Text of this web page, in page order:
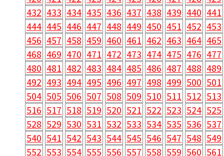
432 433 434 435 436 437 438 439 440 441
444 445 446 447 448 449 450 451 452 453
456 457 458 459 460 461 462 463 464 465
468 469 470 471 472 473 474 475 476 477
480 481 482 483 484 485 486 487 488 489
492 493 494 495 496 497 498 499 500 501
504 505 506 507 508 509 510 511 512 513
516 517 518 519 520 521 522 523 524 525
528 529 530 531 532 533 534 535 536 537
540 541 542 543 544 545 546 547 548 549
552 553 554 555 556 557 558 559 560 561